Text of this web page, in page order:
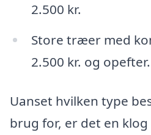
2.500 kr.
Store træer med
2.500 kr. og opefter.
Uanset hvilken type
brug for, er det en